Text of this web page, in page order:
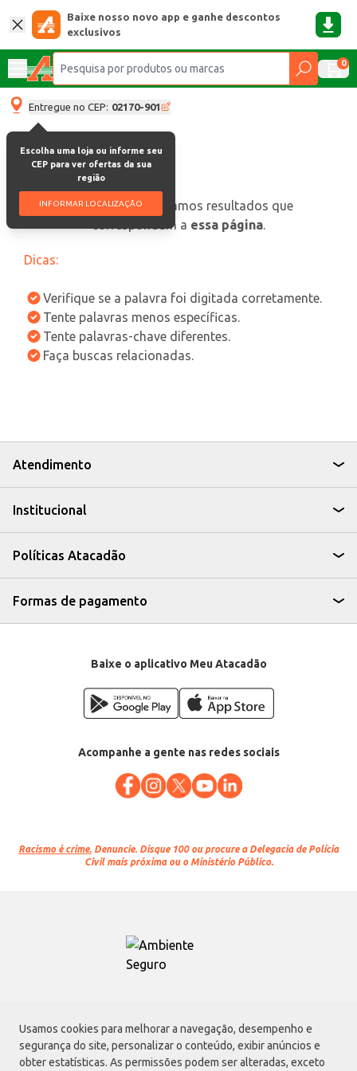
Usamos cookies para melhorar a navegação, desempenho e
segurança do site, personalizar o conteúdo, exibir anúncios e
obter estatísticas. As permissões podem ser alteradas, exceto
Baixe nosso novo app e ganhe descontos
exclusivos
0
Entregue no CEP: 02170-901
Escolha uma loja ou informe seu
CEP para ver ofertas da sua
região
INFORMAR LOCALIZAÇÃO
oops, não encontramos resultados que
correspondam a essa página.
Dicas:
Verifique se a palavra foi digitada corretamente.
Tente palavras menos específicas.
Tente palavras-chave diferentes.
Faça buscas relacionadas.
Atendimento
Institucional
Políticas Atacadão
Formas de pagamento
Baixe o aplicativo Meu Atacadão
Acompanhe a gente nas redes sociais
Racismo é crime. Denuncie. Disque 100 ou procure a Delegacia de Polícia
Civil mais próxima ou o Ministério Público.
Atacadão S.A.
Avenida Morvan Dias de Figueiredo, 6169, Vila Maria, São Paulo - SP | CEP
02170-901 | CNPJ: 75.315.333/0001-09